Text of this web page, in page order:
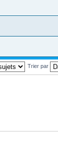
Trier par